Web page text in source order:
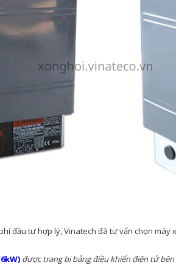
đầu tư hợp lý, Vinatech đã tư vấn chọn
được trang bị bảng điều khiển điện tử